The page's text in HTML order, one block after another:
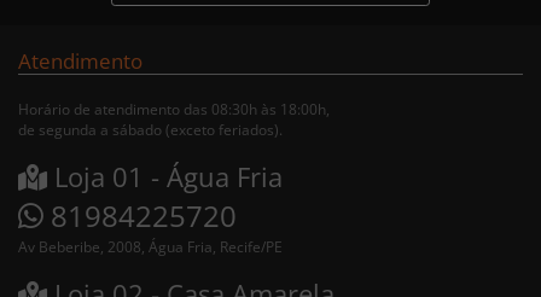
Atendimento
Horário de atendimento das 08:30h às 18:00h,
de segunda a sábado (exceto feriados).
Loja 01 - Água Fria
81984225720
Av Beberibe, 2008, Água Fria, Recife/PE